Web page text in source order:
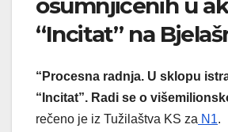
osumnjičenih u
“Incitat” na
“Procesna radnja. U sklopu
“Incitat”. Radi se o
rečeno je iz Tužilaštva KS za N1.